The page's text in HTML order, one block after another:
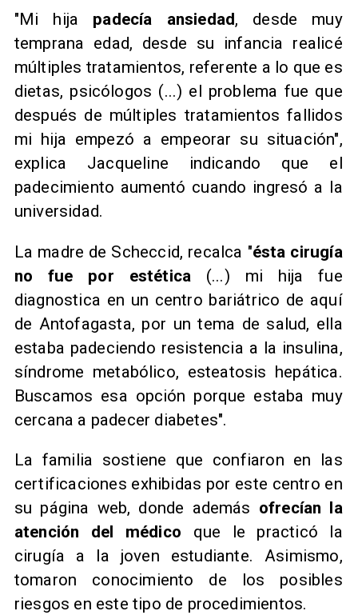
"Mi hija padecía ansiedad, desde muy
temprana edad, desde su infancia realicé
múltiples tratamientos, referente a lo que es
dietas, psicólogos (...) el problema fue que
después de múltiples tratamientos fallidos
mi hija empezó a empeorar su situación",
explica Jacqueline indicando que el
padecimiento aumentó cuando ingresó a la
universidad.
La madre de Scheccid, recalca "ésta cirugía
no fue por estética (...) mi hija fue
diagnostica en un centro bariátrico de aquí
de Antofagasta, por un tema de salud, ella
estaba padeciendo resistencia a la insulina,
síndrome metabólico, esteatosis hepática.
Buscamos esa opción porque estaba muy
cercana a padecer diabetes".
La familia sostiene que confiaron en las
certificaciones exhibidas por este centro en
su página web, donde además ofrecían la
atención del médico que le practicó la
cirugía a la joven estudiante. Asimismo,
tomaron conocimiento de los posibles
riesgos en este tipo de procedimientos.